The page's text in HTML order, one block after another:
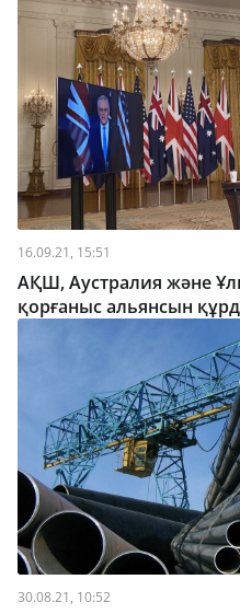
16.09.21, 15:51
АҚШ, Аустралия және
қорғаныс альянсын
30.08.21, 10:52